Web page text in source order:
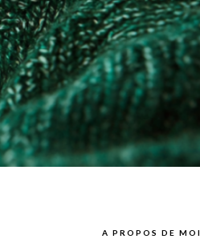
A PROPOS DE MOI